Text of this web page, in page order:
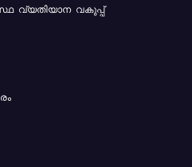
വ്യതിയാന വകുപ്പ്